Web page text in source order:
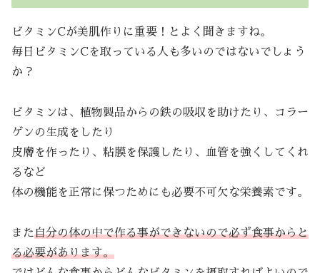
ビタミンCが美肌作りに重要！とよく聞きますね。
毎日ビタミンCを取っている人も多いのではないでしょう
か？
ビタミンは、植物製品からの鉄の吸収を助けたり、コラー
ゲンの生成をしたり
皮膚を作ったり、粘膜を保護したり、血管を強くしてくれ
るなど
体の機能を正常に保つためにも必要不可欠な栄養素です。
また自分の体の中で作る事ができないので必ず食事からと
る必要があります。